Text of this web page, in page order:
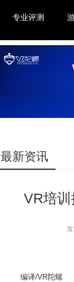
专业评测
最新资讯
VR培
编译/VR陀螺